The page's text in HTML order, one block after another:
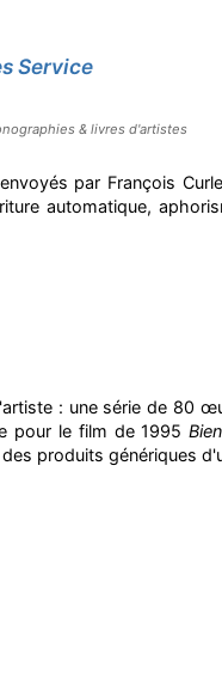
Service
& livres d'artistes
par François
automatique,
: une série de 80
pour le film de 1995
produits génériques